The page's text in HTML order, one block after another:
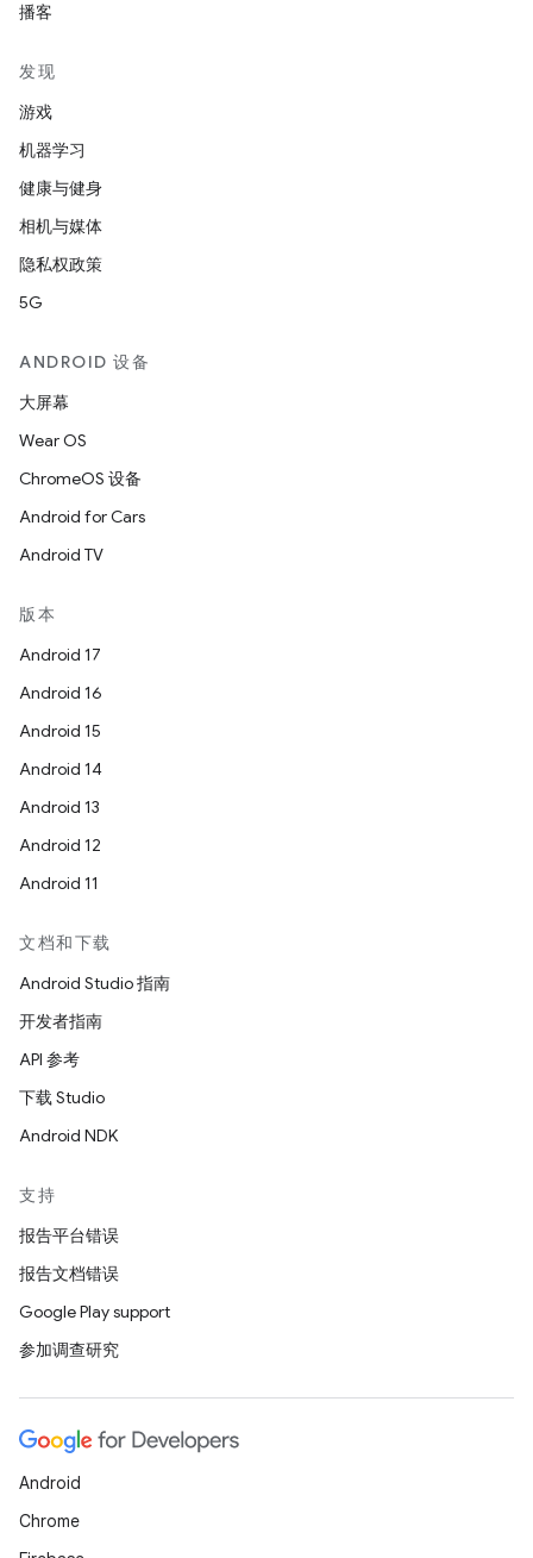
播客
发现
游戏
机器学习
健康与健身
相机与媒体
隐私权政策
5G
ANDROID 设备
大屏幕
Wear OS
ChromeOS 设备
Android for Cars
Android TV
版本
Android 17
Android 16
Android 15
Android 14
Android 13
Android 12
Android 11
文档和下载
Android Studio 指南
开发者指南
API 参考
下载 Studio
Android NDK
支持
报告平台错误
报告文档错误
Google Play support
参加调查研究
Android
Chrome